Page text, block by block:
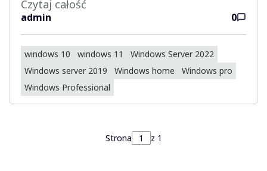
Czytaj całość
admin 0
windows 10 windows 11
Windows Server 2022
Windows server 2019
Windows home
Windows pro
Windows Professional
Strona z 1